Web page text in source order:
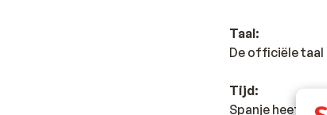
Taal:
De officiële taal
Tijd:
Spanje heeft